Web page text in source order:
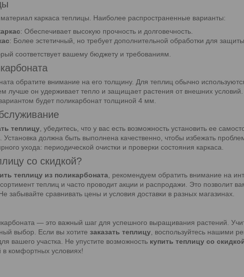
каркаса теплицы. Наиболее распространенные варианты:
: Обеспечивает высокую прочность и долговечность.
: Более эстетичный, но требует дополнительной обработки для защиты
соответствует вашему бюджету и требованиям.
обратите внимание на его толщину. Для теплиц обычно
лучше он удерживает тепло и защищает растения от внешних
будет поликарбонат толщиной 4 мм.
теплицу , убедитесь, что у вас есть возможность установить ее
Установка должна быть выполнена качественно, чтобы избежать
ухода: периодической очистки и проверки состояния каркаса.
со скидкой?
теплицу из поликарбоната , рекомендуем обратить внимание на
теплиц и часто проводит акции и распродажи. Это позволит
забывайте сравнивать цены и условия доставки в разных магазинах.
— это важный шаг для успешного выращивания растений.
выбор. Если вы хотите заказать теплицу , воспользуйтесь нашими
вашего участка. Не упустите возможность купить теплицу со
комфортных условиях!